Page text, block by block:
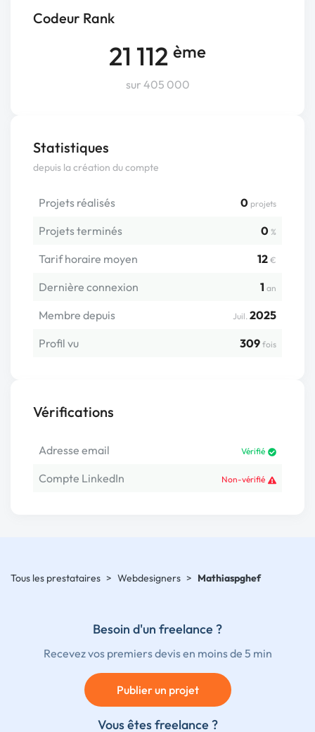
Codeur Rank
21 112 ème
sur 405 000
Statistiques
depuis la création du compte
Projets réalisés 0 projets
Projets terminés 0 %
Tarif horaire moyen 12 €
Dernière connexion 1 an
Membre depuis Juil. 2025
Profil vu
309 fois
Vérifications
Adresse email Vérifié
Compte LinkedIn Non-vérifié
Tous les prestataires > Webdesigners > Mathiaspghef
Besoin d'un freelance ?
Recevez vos premiers devis en moins de 5 min
Publier un projet
Vous êtes freelance ?